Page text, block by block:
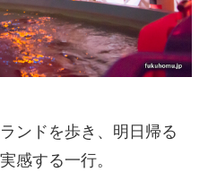
ンドを歩き、明日帰る
感する一行。